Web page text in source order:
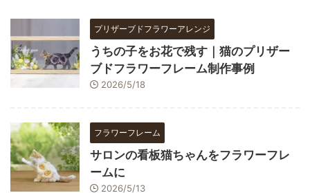
プリザーブドフラワーアレンジ
うちの子をお花で残す｜猫のプリザー
ブドフラワーフレーム制作事例
2026/5/18
フラワーフレーム
サロンの看板猫ちゃんをフラワーフレ
ームに
2026/5/13